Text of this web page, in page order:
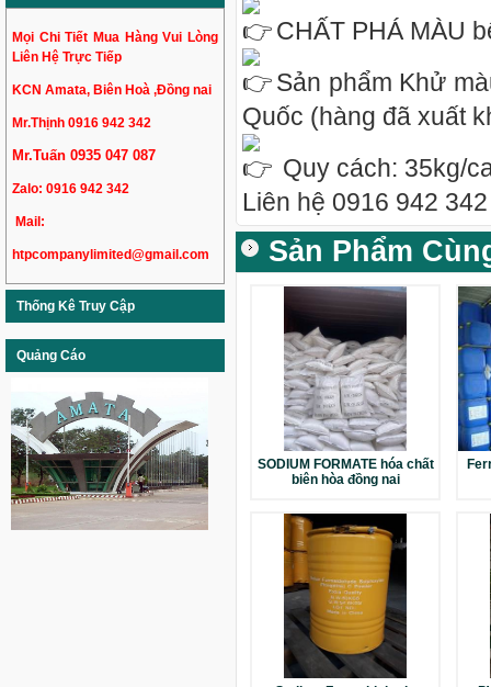
Mọi Chi Tiết Mua Hàng Vui Lòng
Liên Hệ Trực Tiếp
KCN Amata, Biên Hoà ,Đồng nai
Mr.Thịnh 0916 942 342
Mr.Tuấn 0935 047 087
Zalo: 0916 942 342
Mail:
htpcompanylimited@gmail.com
Thống Kê Truy Cập
Quảng Cáo
CHẤT PHÁ MÀU
Sản phẩm Khử
Quốc (hàng đã xuất
Quy cách: 35kg/
Liên hệ 0916 942
Sản Phẩm
SODIUM FORMATE hóa chất
biên hòa đồng nai